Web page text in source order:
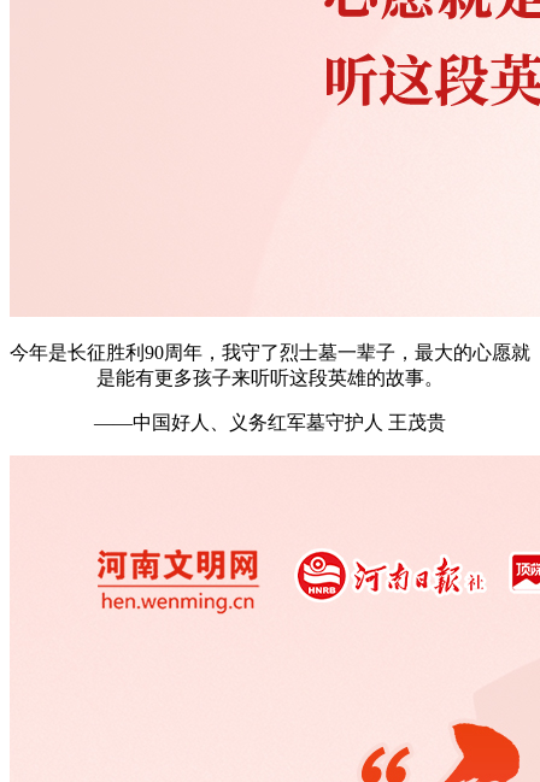
今年是长征胜利90周年，我守了烈士墓一辈子，最大的心愿就
是能有更多孩子来听听这段英雄的故事。
——中国好人、义务红军墓守护人 王茂贵